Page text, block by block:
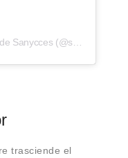
trasciende el